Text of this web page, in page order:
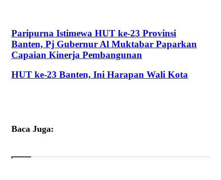
Paripurna Istimewa HUT ke-23 Provinsi Banten, Pj Gubernur
Al Muktabar Paparkan Capaian Kinerja Pembangunan
Paripurna Istimewa HUT ke-23 Provinsi
Banten, Pj Gubernur Al Muktabar Paparkan
Capaian Kinerja Pembangunan
HUT ke-23 Banten, Ini Harapan Wali Kota
HUT ke-23 Banten, Ini Harapan Wali Kota
Baca Juga: